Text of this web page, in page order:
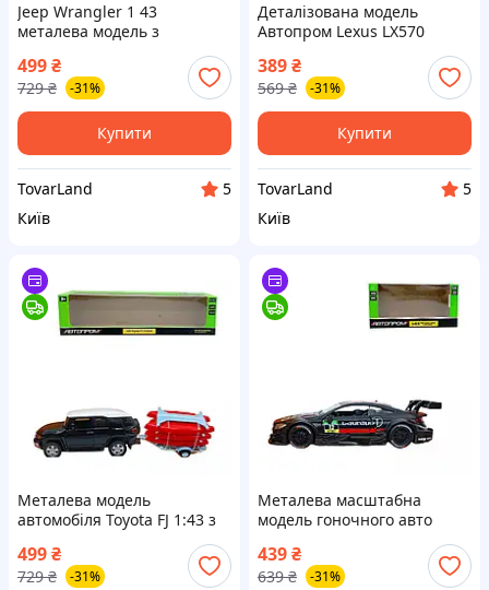
Jeep Wrangler 1 43
металева модель з
причепом та відкривними
дверима
499₴
729 ₴ -31%
Купити
TovarLand
5
Київ
Деталізована модель
Автопром Lexus LX570
дверцятами, що
відчиняються
389₴
569 ₴ -31%
Купити
TovarLand
5
Київ
Металева модель
автомобіля Toyota FJ 1:43 з
рухомими дверцятами та
функціональним причепом
у коробці
499₴
729 ₴ -31%
Металева масштабна
модель гоночного авто
Mercedes AMG C63 DTM зі
спойлером у масштабі 1:43
439₴
639 ₴ -31%